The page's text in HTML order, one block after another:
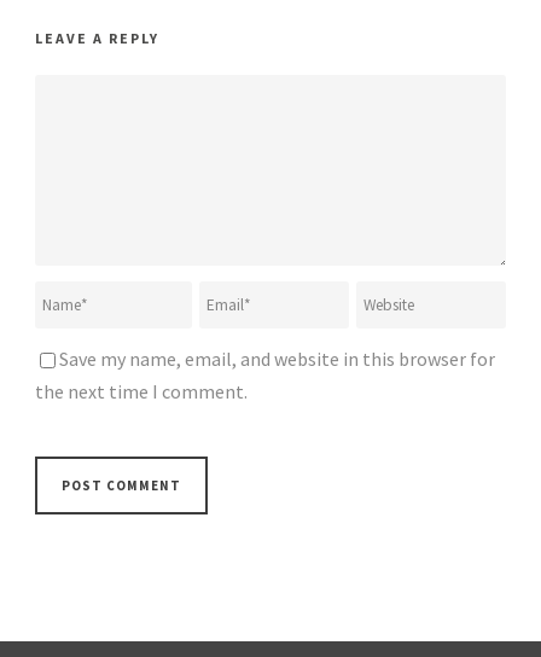
LEAVE A REPLY
Save my name, email, and website in this browser for
the next time I comment.